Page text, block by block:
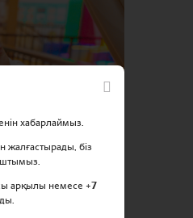
хабарлаймыз.
жалғастырады, біз
арқылы немесе +7